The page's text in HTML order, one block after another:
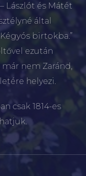
Lászlót és Mátét
által
birtokba.”
ezután
nem Zaránd,
helyezi.
csak 1814-es